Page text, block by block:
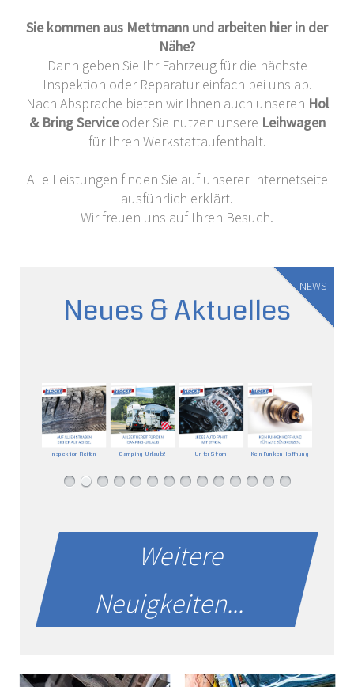
Sie kommen aus Mettmann und arbeiten hier in der
Nähe?
Dann geben Sie Ihr Fahrzeug für die nächste
Inspektion oder Reparatur einfach bei uns ab.
Nach Absprache bieten wir Ihnen auch unseren Hol
& Bring Serviceoder Sie nutzen unsere Leihwagen
für Ihren Werkstattaufenthalt.
Alle Leistungen finden Sie auf unserer Internetseite
ausführlich erklärt.
Wir freuen uns auf Ihren Besuch.
NEWS
Neues & Aktuelles
Inspektion Reifen Camping-Urlaub? Unter Strom Kein Funken Hoffnung
Weitere
Neuigkeiten...